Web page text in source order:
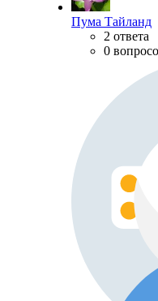
Пума Тайланд
2 ответа
0